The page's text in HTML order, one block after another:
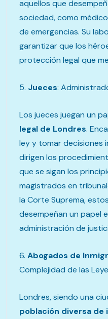
aquellos que
sociedad, como
de emergencias. Su
garantizar que los
protección legal que
5. Jueces:
Los jueces juegan un
legal de Londres.
ley y tomar decisiones
dirigen los
que se sigan los
magistrados en
la Corte Suprema,
desempeñan un papel
administración de
6. Abogados de
Complejidad de las
Londres, siendo una
población diversa de